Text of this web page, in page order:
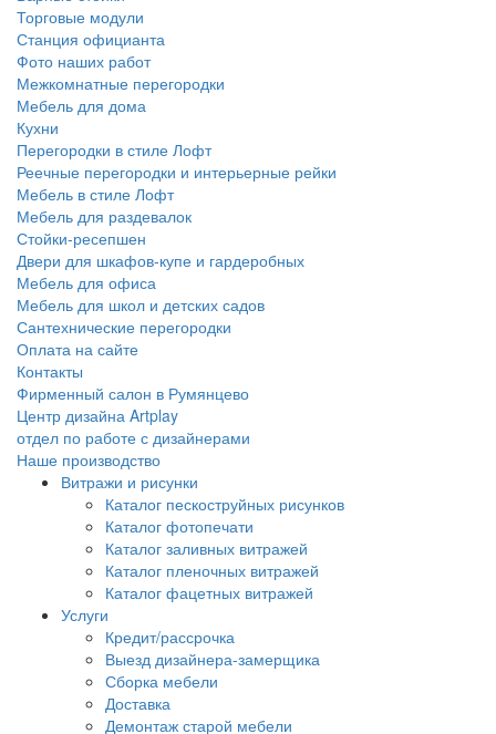
Торговые модули
Станция официанта
Фото наших работ
Межкомнатные перегородки
Мебель для дома
Кухни
Перегородки в стиле Лофт
Реечные перегородки и интерьерные рейки
Мебель в стиле Лофт
Мебель для раздевалок
Стойки-ресепшен
Двери для шкафов-купе и гардеробных
Мебель для офиса
Мебель для школ и детских садов
Сантехнические перегородки
Оплата на сайте
Контакты
Фирменный салон в Румянцево
Центр дизайна Artplay
отдел по работе с дизайнерами
Наше производство
Витражи и рисунки
Каталог пескоструйных рисунков
Каталог фотопечати
Каталог заливных витражей
Каталог пленочных витражей
Каталог фацетных витражей
Услуги
Кредит/рассрочка
Выезд дизайнера-замерщика
Сборка мебели
Доставка
Демонтаж старой мебели